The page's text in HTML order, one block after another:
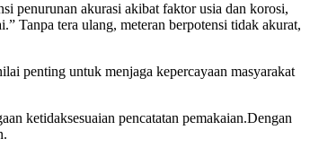
penurunan akurasi akibat faktor usia dan korosi,
Tanpa tera ulang, meteran berpotensi tidak akurat,
penting untuk menjaga kepercayaan masyarakat
ketidaksesuaian pencatatan pemakaian.Dengan